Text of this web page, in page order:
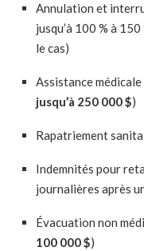
Annulation et
jusqu’à 100 % à
le cas)
Assistance
jusqu’à 250 000 $)
Rapatriement
Indemnités pour
journalières après
Évacuation non
100 000 $)